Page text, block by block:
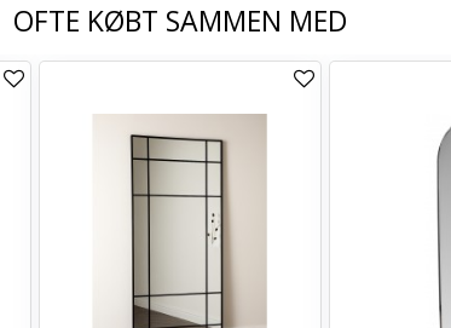
OFTE KØBT SAMMEN MED